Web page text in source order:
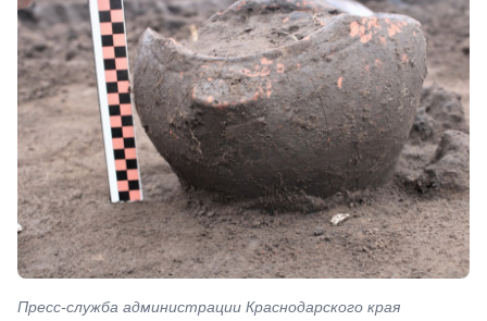
Пресс-служба администрации Краснодарского края